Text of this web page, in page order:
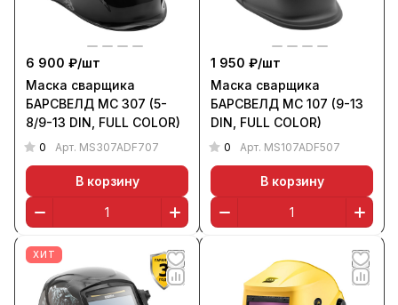
6 900 ₽/шт
Маска сварщика
БАРСВЕЛД МС 307 (5-
8/9-13 DIN, FULL COLOR)
0 Арт. MS307ADF707
В корзину
1 950 ₽/шт
Маска сварщика
БАРСВЕЛД МС 107 (9-13
DIN, FULL COLOR)
0 Арт. MS107ADF507
В корзину
ХИТ